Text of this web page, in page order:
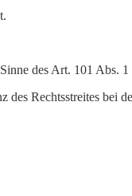
des Art. 101 Abs.
des Rechtsstreites bei